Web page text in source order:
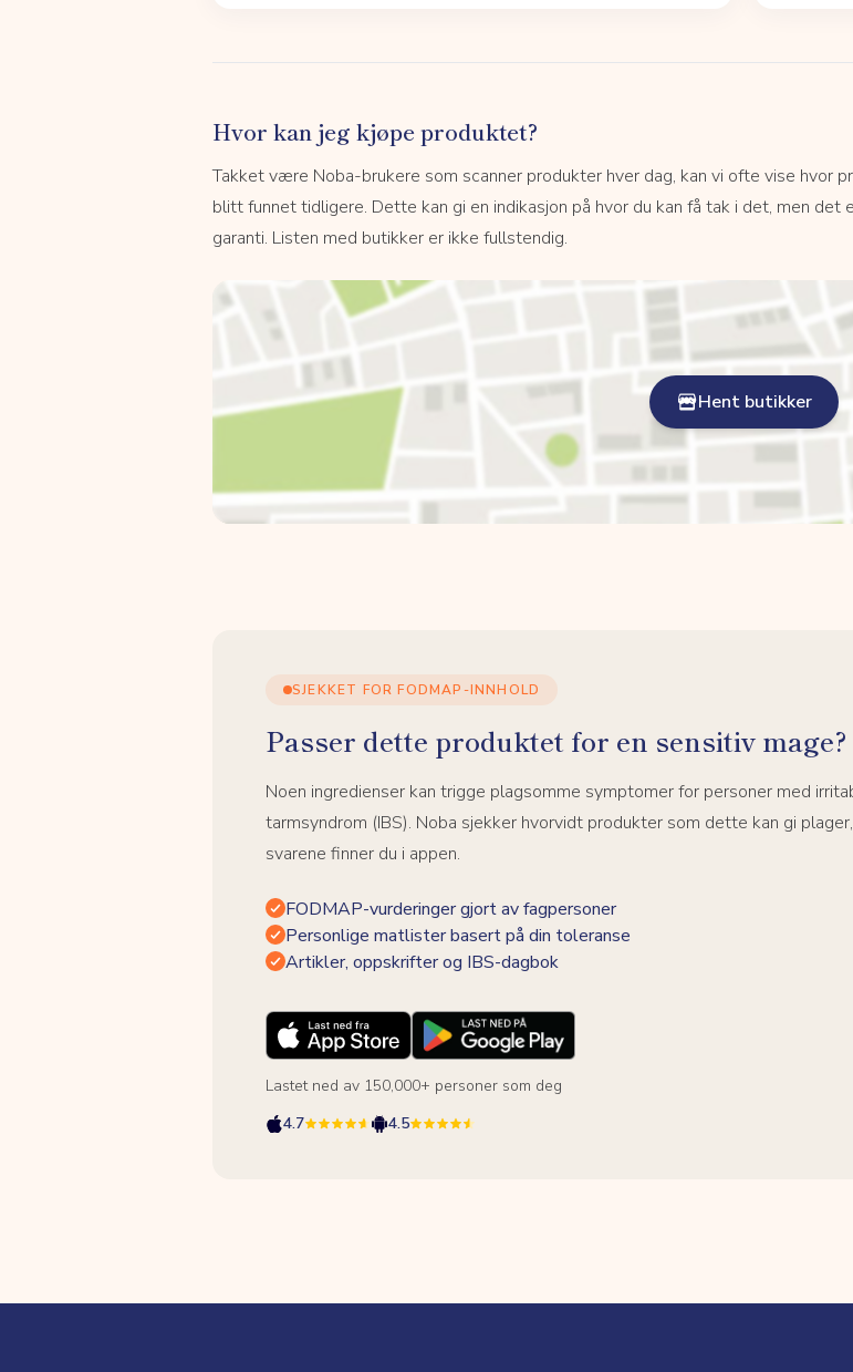
Hvor kan jeg kjøpe produktet?
Takket være Noba-brukere som scanner produkter hver dag, kan vi ofte vise hvor
blitt funnet tidligere. Dette kan gi en indikasjon på hvor du kan få tak i det, men det
garanti. Listen med butikker er ikke fullstendig.
Hent butikker
SJEKKET FOR FODMAP-INNHOLD
Passer dette produktet for en sensitiv mage?
Noen ingredienser kan trigge plagsomme symptomer for personer med
tarmsyndrom (IBS). Noba sjekker hvorvidt produkter som dette kan gi
svarene finner du i appen.
FODMAP-vurderinger gjort av fagpersoner
Personlige matlister basert på din toleranse
Artikler, oppskrifter og IBS-dagbok
Lastet ned av 150,000+ personer som deg
4.7
4.5